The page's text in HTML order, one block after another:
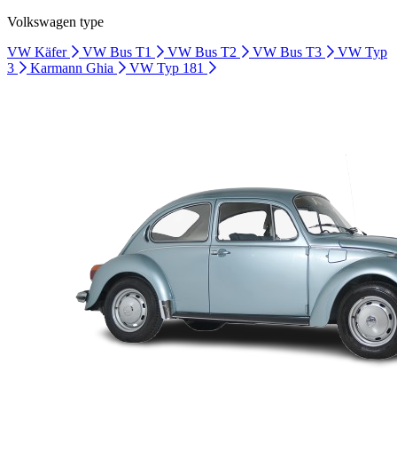
Volkswagen type
VW Käfer
VW Bus T1 VW Bus T2 VW Bus T3
VW Typ
3
Karmann Ghia VW Typ 181